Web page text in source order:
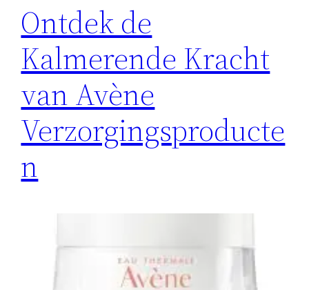
Ontdek de
Kalmerende Kracht
van Avène
Verzorgingsproducte
n